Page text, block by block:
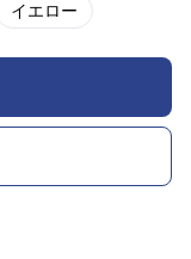
イエロー